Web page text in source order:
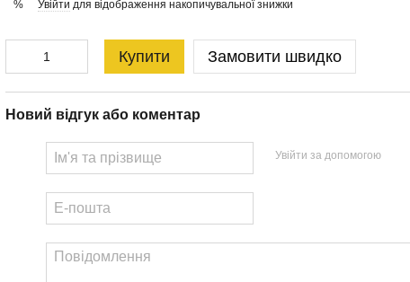
% Увійти для відображення накопичувальної знижки
Купити Замовити швидко
Новий відгук або коментар
Увійти за допомогою